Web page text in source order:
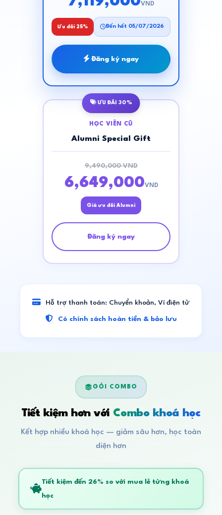
VND
Ưu đãi 25% Đến hết 05/07/2026
Đăng ký ngay
ƯU ĐÃI 30%
HỌC VIÊN CŨ
Alumni Special Gift
9,490,000 VND
6,649,000VND
Giá ưu đãi Alumni
Đăng ký ngay
Hỗ trợ thanh toán: Chuyển khoản, Ví điện tử
Có chính sách hoàn tiền & bảo lưu
GÓI COMBO
Tiết kiệm hơn với Combo khoá học
Kết hợp nhiều khoá học — giảm sâu hơn, học toàn
diện hơn
Tiết kiệm đến 26% so với mua lẻ từng khoá
học